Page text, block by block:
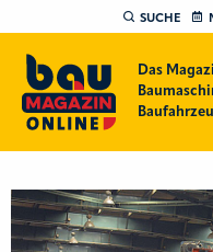
SUCHE
Das